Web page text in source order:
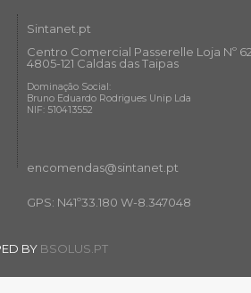
Sintanet.pt
Centro Comercial Passerelle Loja Nº 62
4805-121 Caldas das Taipas
Dominação Social:
Bruno Eduardo Rodrigues Unip Lda
NIF: 510413552
encomendas@sintanet .pt
GPS: N41º33.180 W-8.347048
BY BSOLUS.PT